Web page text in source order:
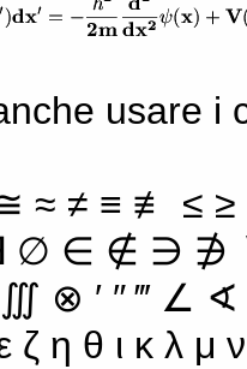
usare i
≈ ≠ ≡ ≢ ≤
∅ ∈ ∉ ∋ ∌
⊗ ′ ″ ‴ ∠
ζ η θ ι κ λ